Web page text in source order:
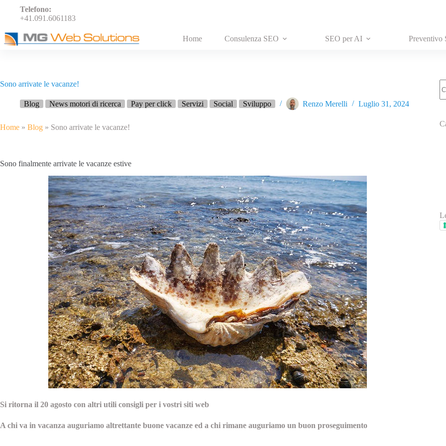
contenuto
Telefono:
+41.091.6061183
Home Consulenza SEO SEO per AI Preventivo
Sono arrivate le vacanze!
Blog News motori di ricerca Pay per click Servizi Social Sviluppo Renzo Merelli Luglio 31, 2024
Home » Blog » Sono arrivate le vacanze!
Sono finalmente arrivate le vacanze estive
Si ritorna il 20 agosto con altri utili consigli per i vostri siti web
A chi va in vacanza auguriamo altrettante buone vacanze ed a chi rimane auguriamo un buon proseguimento